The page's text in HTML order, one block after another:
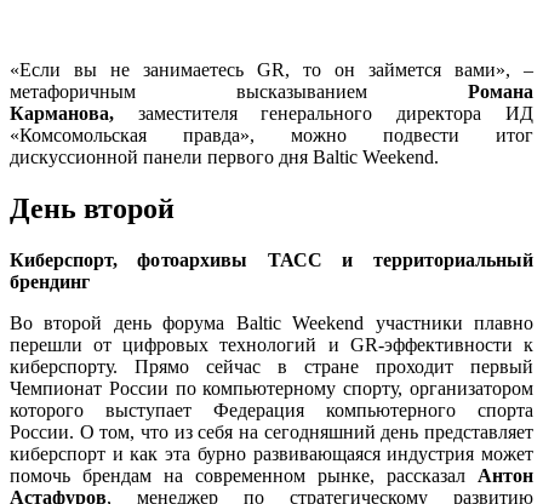
«Если вы не занимаетесь GR, то он займется вами», –
метафоричным высказыванием Романа
Карманова, заместителя генерального директора ИД
«Комсомольская правда», можно подвести итог
дискуссионной панели первого дня Baltic Weekend.
День второй
Киберспорт, фотоархивы ТАСС и территориальный
брендинг
Во второй день форума Baltic Weekend участники плавно
перешли от цифровых технологий и GR-эффективности к
киберспорту. Прямо сейчас в стране проходит первый
Чемпионат России по компьютерному спорту, организатором
которого выступает Федерация компьютерного спорта
России. О том, что из себя на сегодняшний день представляет
киберспорт и как эта бурно развивающаяся индустрия может
помочь брендам на современном рынке, рассказал Антон
Астафуров, менеджер по стратегическому развитию